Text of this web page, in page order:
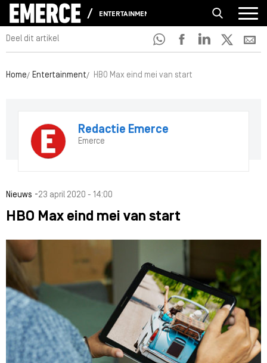
ENTERTAINMENT
Deel dit artikel
Home Entertainment HBO Max eind mei van start
Redactie Emerce
Emerce
Nieuws -23 april 2020 - 14:00
HBO Max eind mei van start